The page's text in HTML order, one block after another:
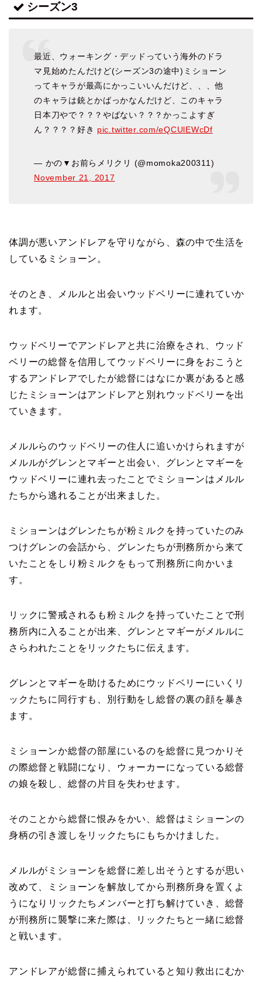
シーズン3
最近、ウォーキング・デッドっていう海外のドラ
マ見始めたんだけど(シーズン3の途中)ミショーン
ってキャラが最高にかっこいいんだけど、、、他
のキャラは銃とかばっかなんだけど、このキャラ
日本刀やで？？？やばない？？？かっこよすぎ
ん？？？？好き pic.twitter.com/eQCUlEWcDf
— かの▼お前らメリクリ (@momoka200311)
November 21, 2017
体調が悪いアンドレアを守りながら、森の中で生活を
しているミショーン。
そのとき、メルルと出会いウッドベリーに連れていか
れます。
ウッドベリーでアンドレアと共に治療をされ、ウッド
ベリーの総督を信用してウッドベリーに身をおこうと
するアンドレアでしたが総督にはなにか裏があると感
じたミショーンはアンドレアと別れウッドベリーを出
ていきます。
メルルらのウッドベリーの住人に追いかけられますが
メルルがグレンとマギーと出会い、グレンとマギーを
ウッドベリーに連れ去ったことでミショーンはメルル
たちから逃れることが出来ました。
ミショーンはグレンたちが粉ミルクを持っていたのみ
つけグレンの会話から、グレンたちが刑務所から来て
いたことをしり粉ミルクをもって刑務所に向かいま
す。
リックに警戒されるも粉ミルクを持っていたことで刑
務所内に入ることが出来、グレンとマギーがメルルに
さらわれたことをリックたちに伝えます。
グレンとマギーを助けるためにウッドベリーにいくリ
ックたちに同行すも、別行動をし総督の裏の顔を暴き
ます。
ミショーンか総督の部屋にいるのを総督に見つかりそ
の際総督と戦闘になり、ウォーカーになっている総督
の娘を殺し、総督の片目を失わせます。
そのことから総督に恨みをかい、総督はミショーンの
身柄の引き渡しをリックたちにもちかけました。
メルルがミショーンを総督に差し出そうとするが思い
改めて、ミショーンを解放してから刑務所身を置くよ
うになりリックたちメンバーと打ち解けていき、総督
が刑務所に襲撃に来た際は、リックたちと一緒に総督
と戦います。
アンドレアが総督に捕えられていると知り救出にむか